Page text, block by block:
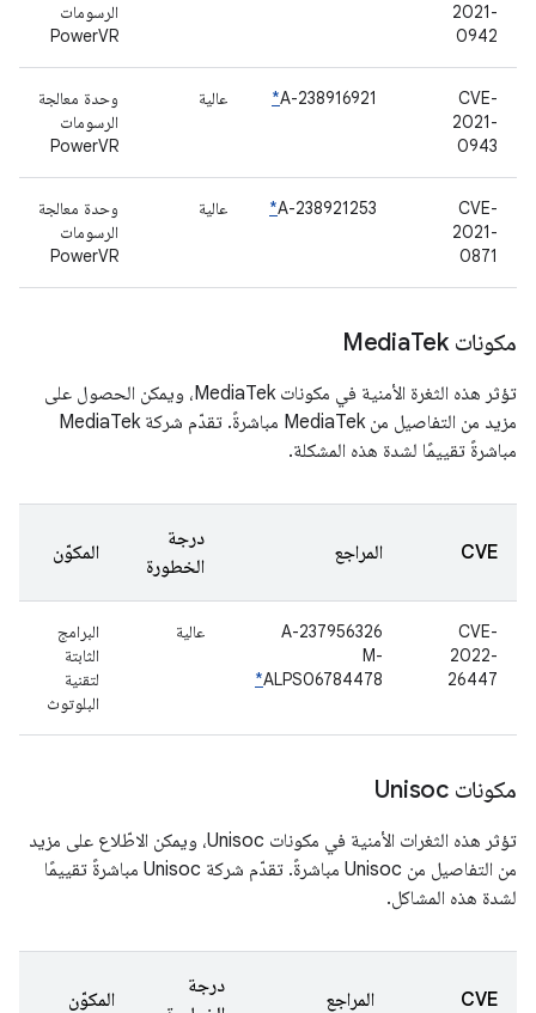
2021-
0942
الرسومات
PowerVR
CVE-
2021-
0943
A-238916921
* عالية
وحدة معالجة
الرسومات
PowerVR
CVE-
2021-
0871
A-238921253
* عالية
وحدة معالجة
الرسومات
PowerVR
مكونات MediaTek
تؤثر هذه الثغرة الأمنية في مكونات MediaTek، ويمكن الحصول على
مزيد من التفاصيل من MediaTek مباشرةً. تقدّم شركة MediaTek
مباشرةً تقييمًا لشدة هذه المشكلة.
CVE المراجع
درجة
الخطورة
المكوّن
CVE-
2022-
26447
A-237956326
M-
ALPS06784478
*
عالية
البرامج
الثابتة
لتقنية
البلوتوث
مكونات Unisoc
تؤثر هذه الثغرات الأمنية في مكونات Unisoc، ويمكن الاطّلاع على مزيد
من التفاصيل من Unisoc مباشرةً. تقدّم شركة Unisoc مباشرةً تقييمًا
لشدة هذه المشاكل.
CVE المراجع
درجة
المكوّن